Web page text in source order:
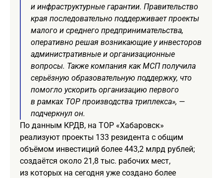
и инфраструктурные гарантии. Правительство
края последовательно поддерживает проекты
малого и среднего предпринимательства,
оперативно решая возникающие у инвесторов
административные и организационные
вопросы. Также компания как МСП получила
серьёзную образовательную поддержку, что
помогло ускорить организацию первого
в рамках ТОР производства триплекса», —
подчеркнул он.
По данным КРДВ, на ТОР «Хабаровск»
реализуют проекты 133 резидента с общим
объёмом инвестиций более 443,2 млрд рублей;
создаётся около 21,8 тыс. рабочих мест,
из которых на сегодня уже создано более